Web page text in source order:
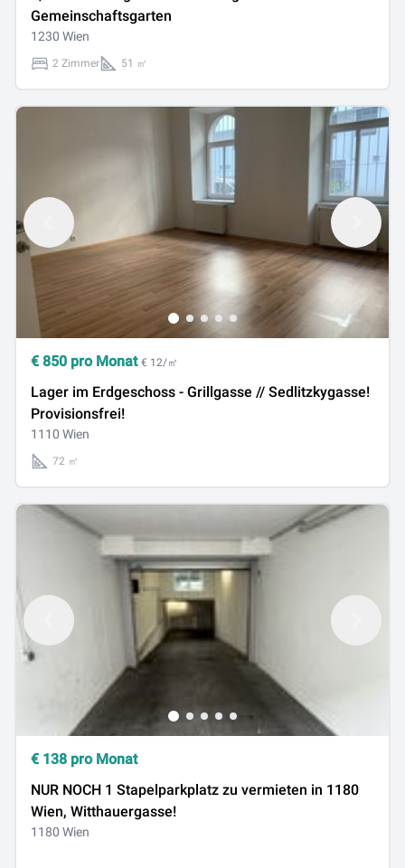
Gemeinschaftsgarten
1230 Wien
2 Zimmer 51 ㎡
€ 850 pro Monat € 12/㎡
Lager im Erdgeschoss - Grillgasse // Sedlitzkygasse!
Provisionsfrei!
1110 Wien
72 ㎡
€ 138 pro Monat
NUR NOCH 1 Stapelparkplatz zu vermieten in 1180
Wien, Witthauergasse!
1180 Wien